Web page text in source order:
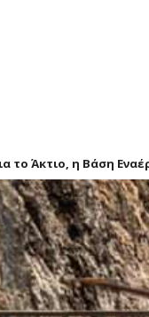
το Άκτιο, η Βάση